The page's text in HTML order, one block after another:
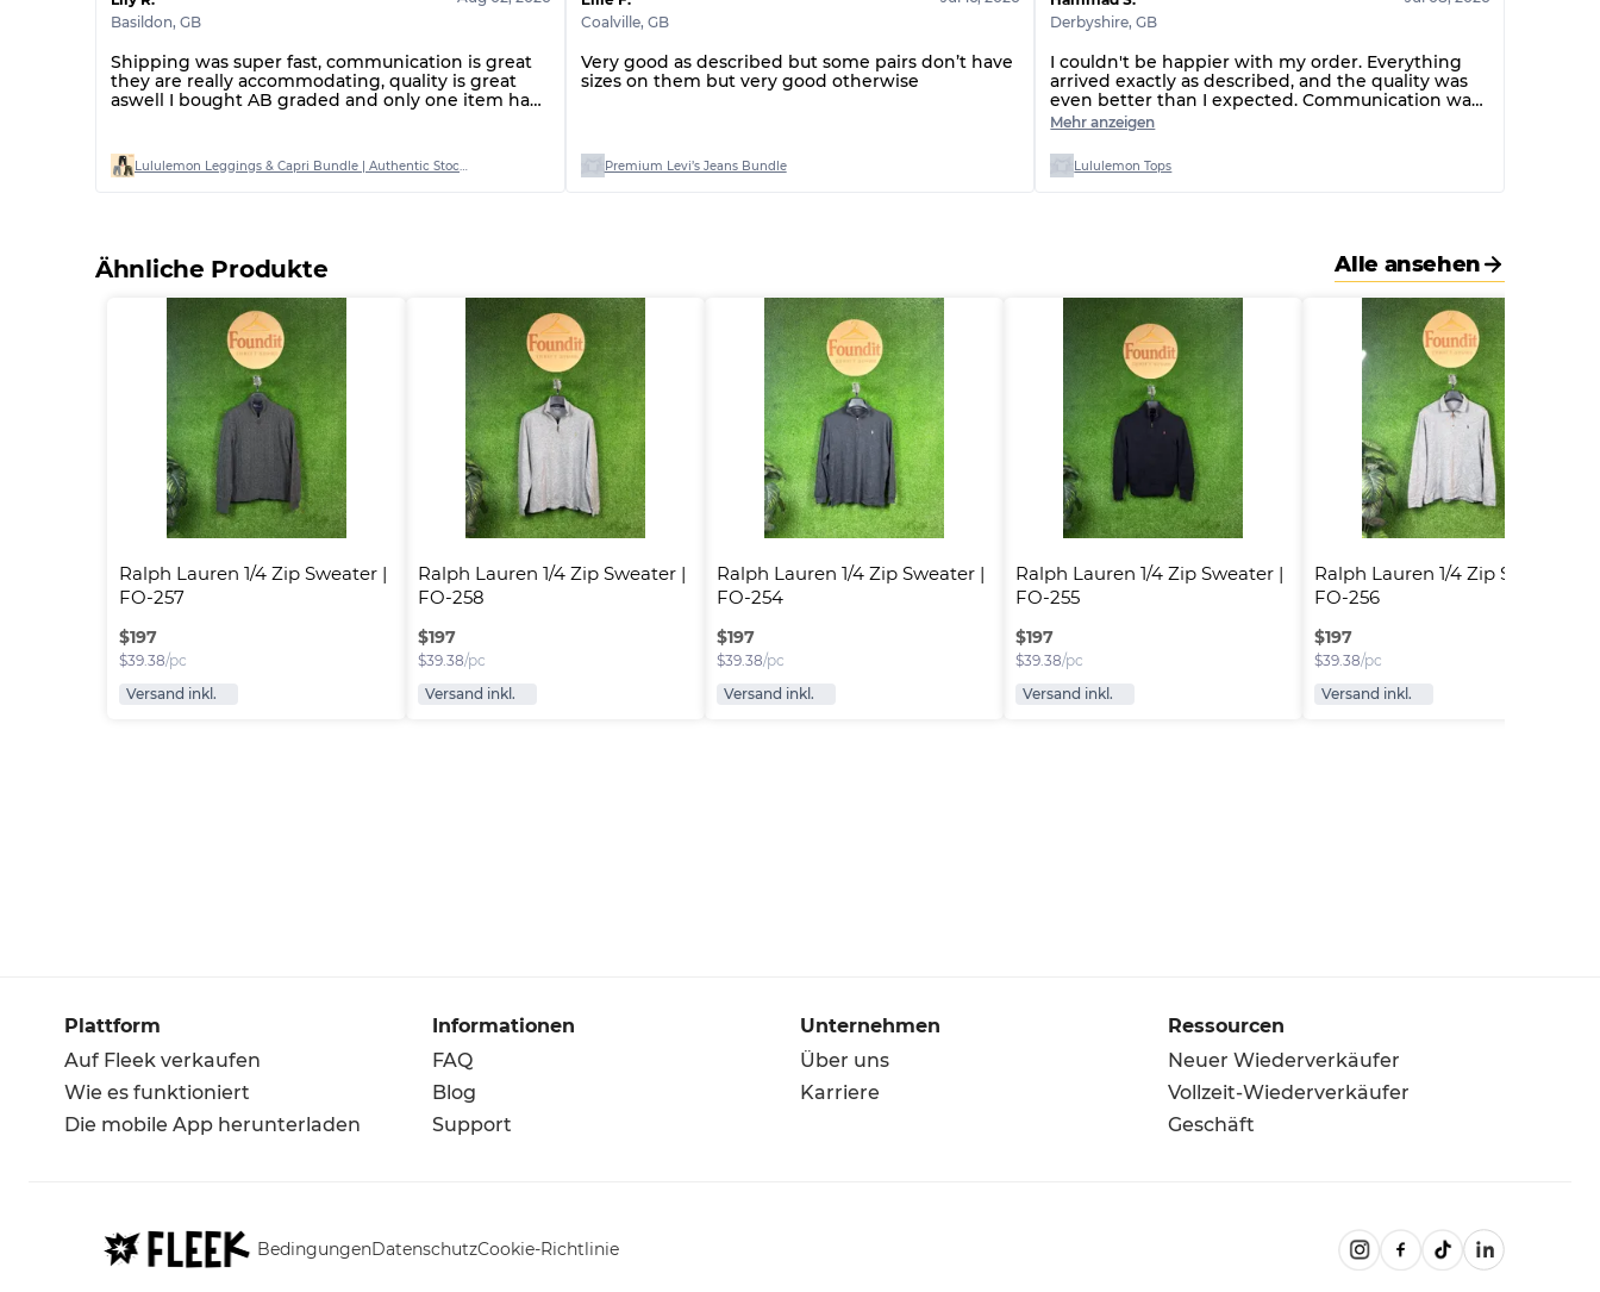
Basildon, GB
Shipping was super fast, communication is great
they are really accommodating, quality is great
aswell I bought AB graded and only one item had
Coalville, GB
Very good as described but some pairs don’t have
sizes on them but very good otherwise
Premium Levi’s Jeans Bundle
Derbyshire,GB
I couldn't be happier with my order. Everything
arrived exactly as described, and the quality was
even better than I expected. Communication was
excellent from start to finish, and any questions I
had were answered quickly. It's honestly
refreshing to deal with someone who's genuine,
reliable, and easy to work with. The whole
Mehr anzeigen
Lululemon Tops
Ähnliche Produkte Alle ansehen
Ralph Lauren 1/4 Zip Sweater |
FO-257
$197
$39.38/pc
Versand inkl.
Ralph Lauren 1/4 Zip Sweater |
FO-258
$197
$39.38/pc
Versand inkl.
Ralph Lauren 1/4 Zip Sweater |
FO-254
$197
$39.38/pc
Versand inkl.
Ralph Lauren 1/4 Zip Sweater |
FO-255
$197
$39.38/pc
Versand inkl.
Ralph Lauren 1/4 Zip Sweater |
FO-256
$197
$39.38/pc
Versand inkl.
Plattform
Auf Fleek verkaufen
Wie es funktioniert
Die mobile App herunterladen
Informationen
FAQ
Blog
Support
Unternehmen
Über uns
Karriere
Ressourcen
Neuer Wiederverkäufer
Vollzeit-Wiederverkäufer
Geschäft
BedingungenDatenschutzCookie-Richtlinie